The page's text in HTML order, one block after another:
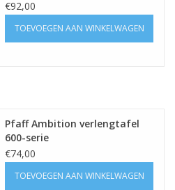
€92,00
TOEVOEGEN AAN WINKELWAGEN
Pfaff Ambition verlengtafel
600-serie
€74,00
TOEVOEGEN AAN WINKELWAGEN